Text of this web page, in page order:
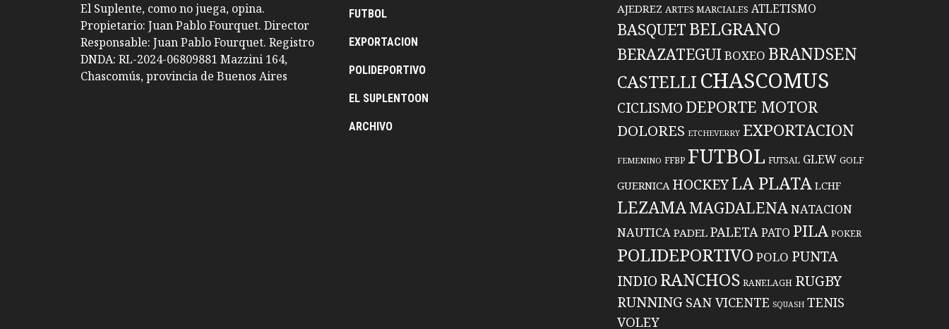
El Suplente, como no juega, opina.
Propietario: Juan Pablo Fourquet. Director
Responsable: Juan Pablo Fourquet. Registro
DNDA: RL-2024-06809881 Mazzini 164,
Chascomús, provincia de Buenos Aires
FUTBOL
EXPORTACION
POLIDEPORTIVO
EL SUPLENTOON
ARCHIVO
AJEDREZ ARTES MARCIALES ATLETISMO
BASQUET BELGRANO
BERAZATEGUIBOXEO BRANDSEN
CASTELLI CHASCOMUS
CICLISMO DEPORTE MOTOR
DOLORES ETCHEVERRY EXPORTACION
FEMENINO FFBP FUTBOL FUTSAL GLEW GOLF
GUERNICA HOCKEYLA PLATA LCHF
LEZAMAMAGDALENANATACION
NAUTICA PADEL PALETAPATO PILA POKER
POLIDEPORTIVO POLO PUNTA
INDIO RANCHOS RANELAGH RUGBY
RUNNING SAN VICENTE SQUASH TENIS
VOLEY